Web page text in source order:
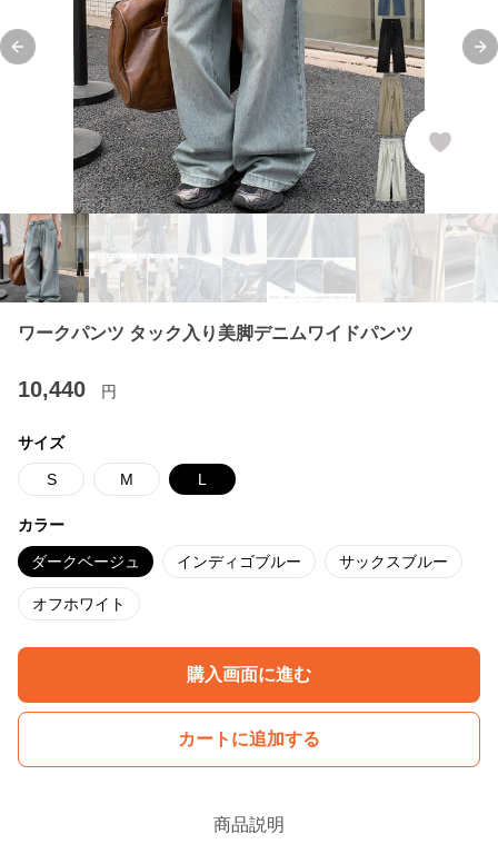
Previous slide
ワークパンツ タック入り美脚デニムワイドパンツ
10,440 円
サイズ
S M L
カラー
ダークベージュ インディゴブルー サックスブルー
オフホワイト
購入画面に進む
カートに追加する
商品説明